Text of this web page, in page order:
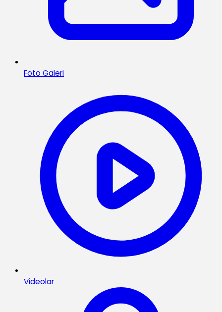
Foto Galeri
Videolar